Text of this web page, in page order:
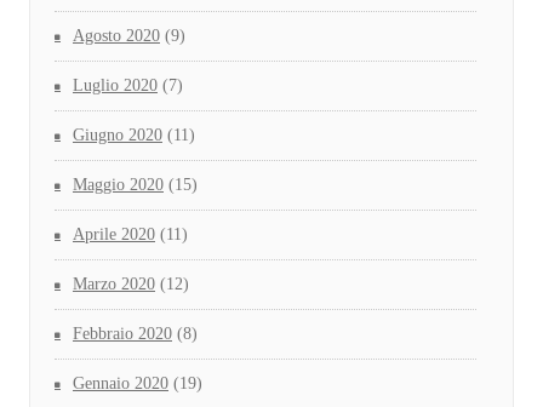
Agosto 2020 (9)
Luglio 2020 (7)
Giugno 2020 (11)
Maggio 2020 (15)
Aprile 2020 (11)
Marzo 2020 (12)
Febbraio 2020 (8)
Gennaio 2020 (19)